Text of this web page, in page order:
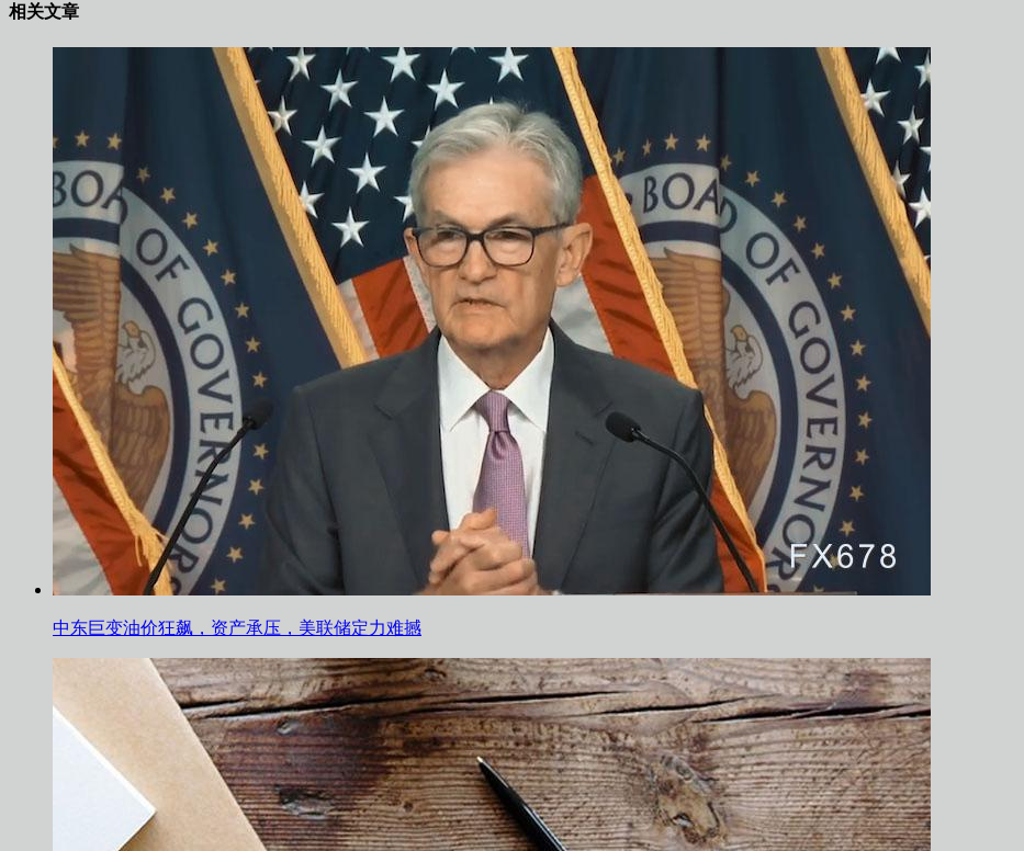
相关文章
中东巨变油价狂飙，资产承压，美联储定力难撼